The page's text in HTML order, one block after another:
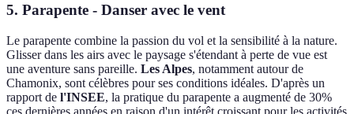
5. Parapente - Danser avec le vent
Le parapente combine la passion du vol et la sensibilité à la nature.
Glisser dans les airs avec le paysage s'étendant à perte de vue est
une aventure sans pareille. Les Alpes, notamment autour de
Chamonix, sont célèbres pour ses conditions idéales. D'après un
rapport de l'INSEE, la pratique du parapente a augmenté de 30%
ces dernières années en raison d'un intérêt croissant pour les activités